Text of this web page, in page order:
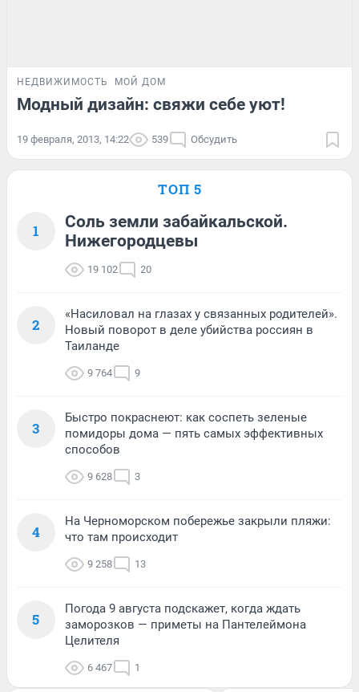
НЕДВИЖИМОСТЬ МОЙ ДОМ
Модный дизайн: свяжи себе уют!
19 февраля, 2013, 14:22 539 Обсудить
ТОП 5
1
Соль земли забайкальской.
Нижегородцевы
19 102 20
2
«Насиловал на глазах у связанных родителей».
Новый поворот в деле убийства россиян в
Таиланде
9 764 9
3
Быстро покраснеют: как соспеть зеленые
помидоры дома — пять самых эффективных
способов
9 628 3
4
На Черноморском побережье закрыли пляжи:
что там происходит
9 258 13
5
Погода 9 августа подскажет, когда ждать
заморозков — приметы на Пантелеймона
Целителя
6 467 1